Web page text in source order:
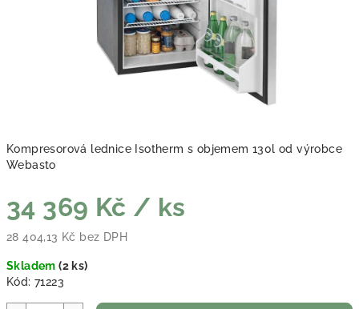
Kompresorová lednice Isotherm s objemem 130l od výrobce
Webasto
34 369 Kč / ks
28 404,13 Kč bez DPH
Skladem(2 ks)
Kód: 71223